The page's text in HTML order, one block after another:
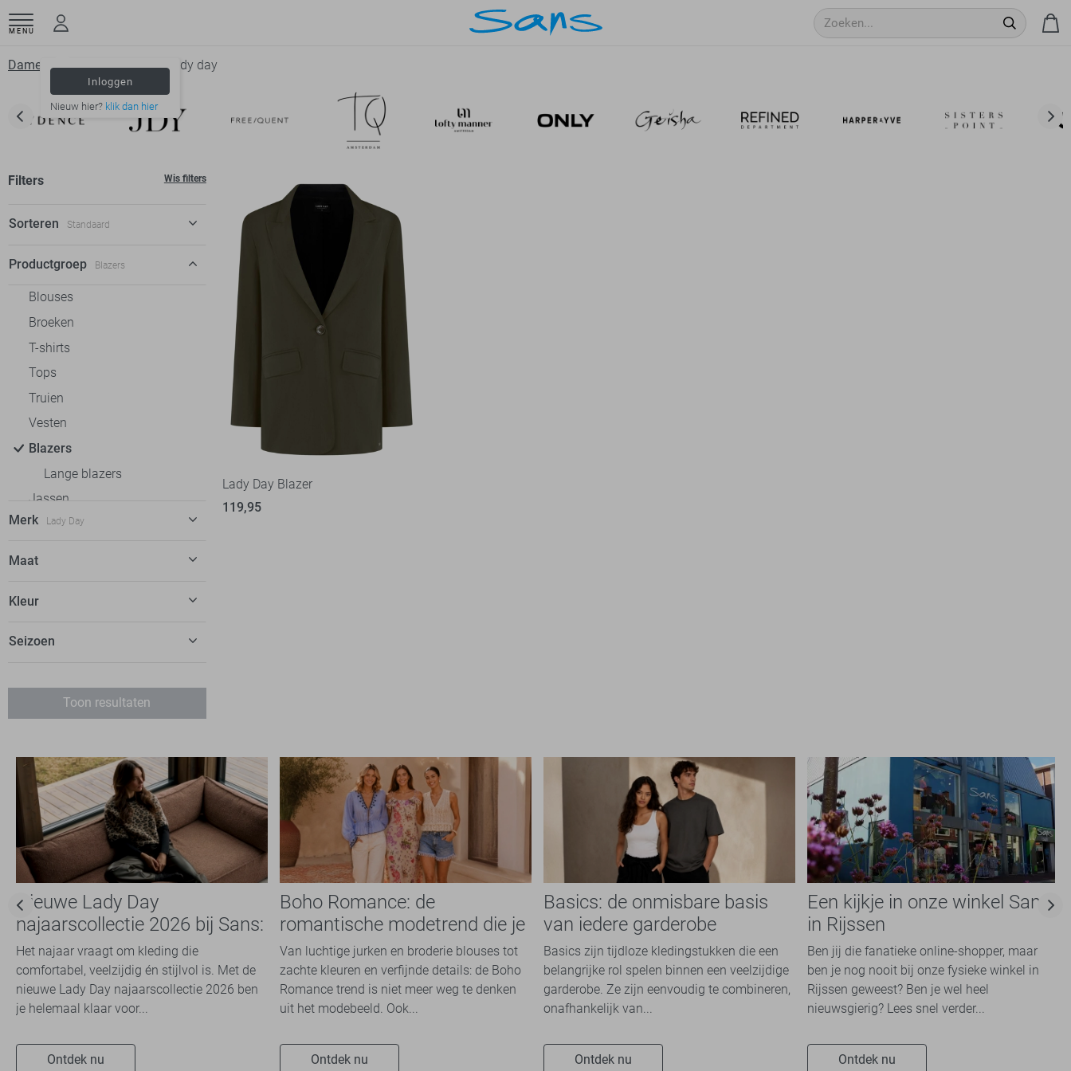
MENU
Inloggen
Nieuw hier? klik dan hier
Dameskleding Blazers Lady day
Filters Wis filters
Sorteren Standaard
Standaard
Productgroep Blazers
Blouses
Broeken
T-shirts
Tops
Truien
Vesten
Blazers
Lange blazers
Jassen
Merk
Lady Day
C&S The Label 4
Fluresk
Hypedrop
Jacqueline de Yong 6
Lady Day 1
Lofty Manner 2
LolaLiza
Noisy may
Object 4
Only
Pieces
Red Button
Refined Department 2
SisterS point
TQ Amsterdam
Maat
XS
M
XXL
Kleur
Groen
Seizoen
Toon resultaten
Lady Day Blazer
119,95
Nieuwe Lady Day
najaarscollectie 2026 bij Sans:
stijl en comfort in
travelkwaliteit
Het najaar vraagt om kleding die
comfortabel, veelzijdig én stijlvol is. Met de
nieuwe Lady Day najaarscollectie 2026 ben
je helemaal klaar voor...
Ontdek nu
Boho Romance: de
romantische modetrend die je
dit seizoen overal ziet
Van luchtige jurken en broderie blouses tot
zachte kleuren en verfijnde details: de Boho
Romance trend is niet meer weg te denken
uit het modebeeld. Ook...
Ontdek nu
Basics: de onmisbare basis
van iedere garderobe
Basics zijn tijdloze kledingstukken die een
belangrijke rol spelen binnen een veelzijdige
garderobe. Ze zijn eenvoudig te combineren,
onafhankelijk van...
Ontdek nu
Een kijkje in onze winkel Sans
in Rijssen
Ben jij die fanatieke online-shopper, maar
ben je nog nooit bij onze fysieke winkel in
Rijssen geweest? Ben je wel heel
nieuwsgierig? Lees snel verder...
Ontdek nu